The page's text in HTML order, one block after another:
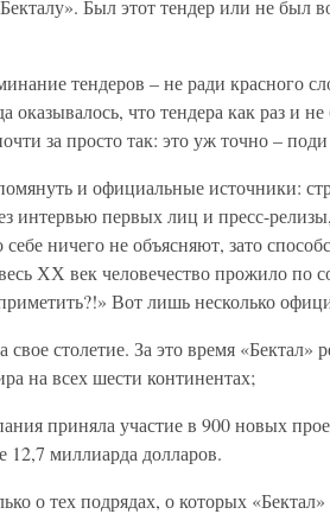
Был этот тендер или не был
тендеров – не ради красного
оказывалось, что тендера как раз и
за просто так: это уж точно –
и официальные источники:
интервью первых лиц и пресс-
ничего не объясняют, зато
ХХ век человечество прожило по
Вот лишь несколько
столетие. За это время «Бектал»
на всех шести континентах;
приняла участие в 900 новых
12,7 миллиарда долларов.
о тех подрядах, о которых